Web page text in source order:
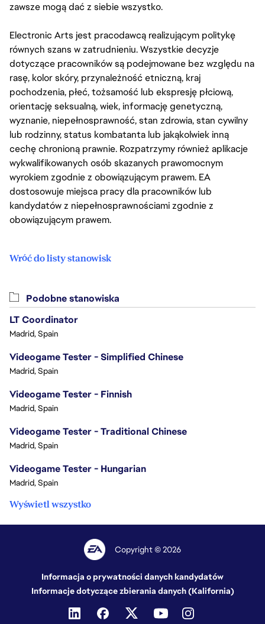
zawsze mogą dać z siebie wszystko.
Electronic Arts jest pracodawcą realizującym politykę
równych szans w zatrudnieniu. Wszystkie decyzje
dotyczące pracowników są podejmowane bez względu na
rasę, kolor skóry, przynależność etniczną, kraj
pochodzenia, płeć, tożsamość lub ekspresję płciową,
orientację seksualną, wiek, informację genetyczną,
wyznanie, niepełnosprawność, stan zdrowia, stan cywilny
lub rodzinny, status kombatanta lub jakąkolwiek inną
cechę chronioną prawnie. Rozpatrzymy również aplikacje
wykwalifikowanych osób skazanych prawomocnym
wyrokiem zgodnie z obowiązującym prawem. EA
dostosowuje miejsca pracy dla pracowników lub
kandydatów z niepełnosprawnościami zgodnie z
obowiązującym prawem.
Wróć do listy stanowisk
Podobne stanowiska
LT Coordinator
Madrid, Spain
Videogame Tester - Simplified Chinese
Madrid, Spain
Videogame Tester - Finnish
Madrid, Spain
Videogame Tester - Traditional Chinese
Madrid, Spain
Videogame Tester - Hungarian
Madrid, Spain
Wyświetl wszystko
Copyright © 2026
Informacja o prywatności danych kandydatów
Informacje dotyczące zbierania danych (Kalifornia)